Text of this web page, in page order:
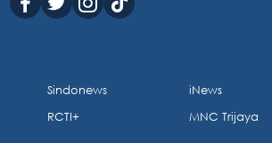
Sindonews
RCTI+
iNews
MNC Trijaya